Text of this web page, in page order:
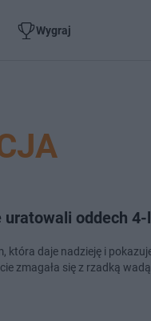
Wygraj
uratowali oddech
która daje nadzieję i
zmagała się z rzadką